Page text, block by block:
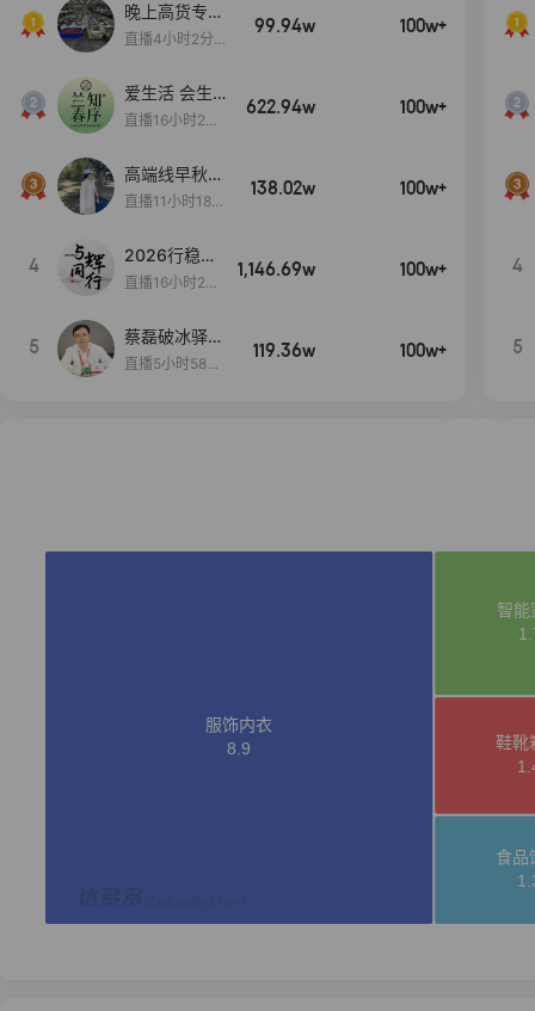
晚上高货专场
大放漏
直播4小时2分5
99.94w 100w+
爱生活 会生
活
直播16小时24
622.94w 100w+
高端线早秋现
货首发
直播11小时18分
138.02w 100w+
4
2026行稳致
远
直播16小时20
1,146.69w 100w+
5
蔡磊破冰驿站
直播间好物分
直播5小时58分
119.36w 100w+
4
5